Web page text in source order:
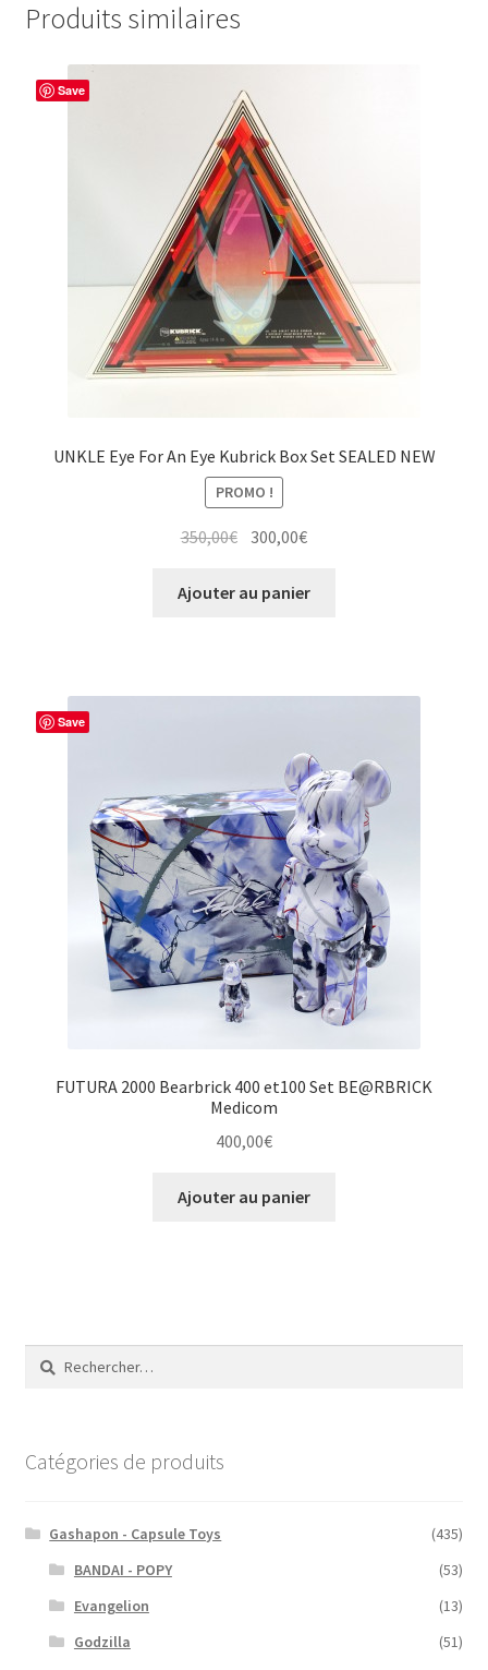
Produits similaires
Save
UNKLE Eye For An Eye Kubrick Box Set SEALED NEW
PROMO !
350,00€ Le
initial
300,00€Le
actuel
Ajouter au panier
Save
FUTURA 2000 Bearbrick 400 et100 Set BE@RBRICK
Medicom
400,00€
Ajouter au panier
Rechercher :
Catégories de produits
Gashapon - Capsule Toys
(435)
BANDAI - POPY
(53)
Evangelion
(13)
Godzilla
(51)